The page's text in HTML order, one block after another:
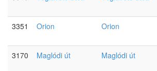
3351
Orion Orion
3170
Maglódi út Maglódi út